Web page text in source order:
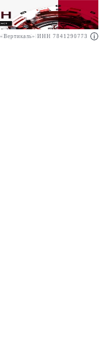
ИНН: 7708095468
ИНН 7841290773